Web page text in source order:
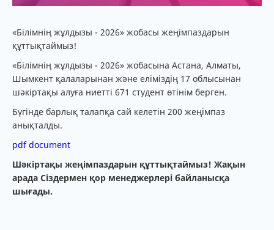
«Білімнің жұлдызы - 2026» жобасы жеңімпаздарын
құттықтаймыз!
«Білімнің жұлдызы - 2026» жобасына Астана, Алматы,
Шымкент қалаларынан және еліміздің 17 облысынан
шәкіртақы алуға ниетті 671 студент өтінім берген.
Бүгінде барлық талапқа сай келетін 200 жеңімпаз
анықталды.
pdf document
Шәкіртақы жеңімпаздарын құттықтаймыз! Жақын
арада Сіздермен қор менеджерлері байланысқа
шығады.